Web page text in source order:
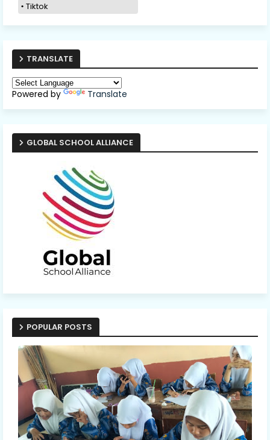
Tiktok
TRANSLATE
Powered by Translate
GLOBAL SCHOOL ALLIANCE
POPULAR POSTS